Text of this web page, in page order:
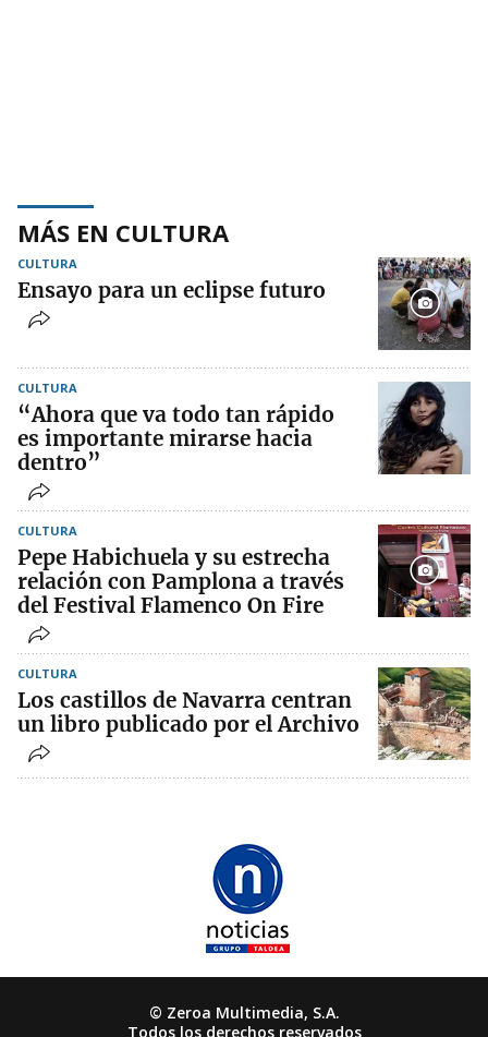
MÁS EN CULTURA
CULTURA
Ensayo para un eclipse futuro
CULTURA
“Ahora que va todo tan rápido
es importante mirarse hacia
dentro”
CULTURA
Pepe Habichuela y su estrecha
relación con Pamplona a través
del Festival Flamenco On Fire
CULTURA
Los castillos de Navarra centran
un libro publicado por el Archivo
© Zeroa Multimedia, S.A.
Todos los derechos reservados